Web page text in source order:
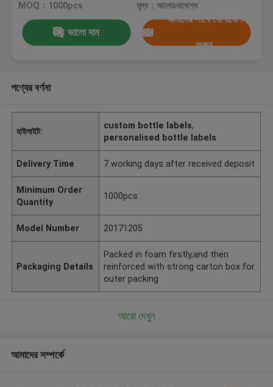
MOQ：1000pcs মূল্য：আলোচনাযোগ্য
ভালো দাম
আমাদের সাথে যোগাযোগ
করুন
পণ্যের বর্ণনা
হাইলাইট:
custom bottle labels,
personalised bottle labels
Delivery Time 7 working days after received deposit
Minimum Order
Quantity
1000pcs
Model Number 20171205
Packaging Details
Packed in foam firstly,and then
reinforced with strong carton box for
outer packing
আরো দেখুন
আমাদের সম্পর্কে